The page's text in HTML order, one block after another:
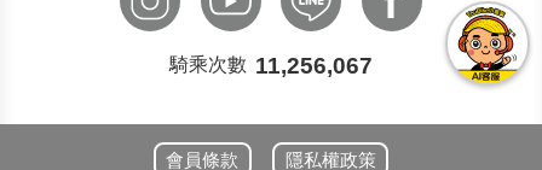
國際諮詢
騎乘次數 11,256,067
會員條款 隱私權政策